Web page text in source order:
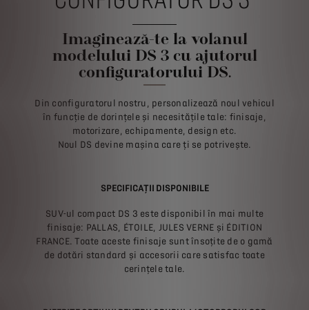
Imaginează-te la volanul
modelului DS 3 cu ajutorul
configuratorului DS.
Din configuratorul nostru, personalizează noul vehicul
în funcție de dorințele și necesitățile tale: finisaje,
motorizare, echipamente, design etc.
Noul DS devine mașina care ți se potrivește.
SPECIFICAȚII DISPONIBILE
SUV-ul compact DS 3 este disponibil în mai multe
finisaje: PALLAS, ÉTOILE, JULES VERNE și ÉDITION
FRANCE. Toate aceste finisaje sunt însoțite de o gamă
de dotări standard și accesorii care satisfac toate
cerințele tale.